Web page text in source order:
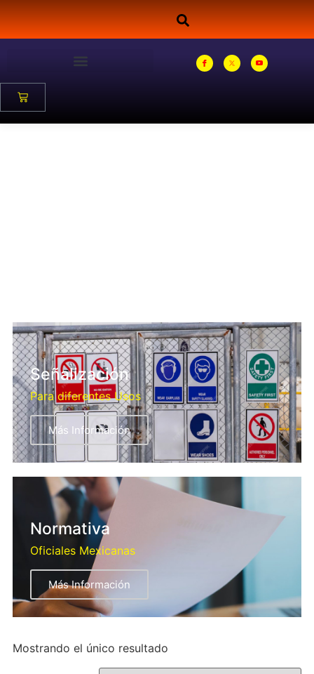
Señalización
Para diferentes Usos
Más Información
Normativa
Oficiales Mexicanas
Más Información
Mostrando el único resultado